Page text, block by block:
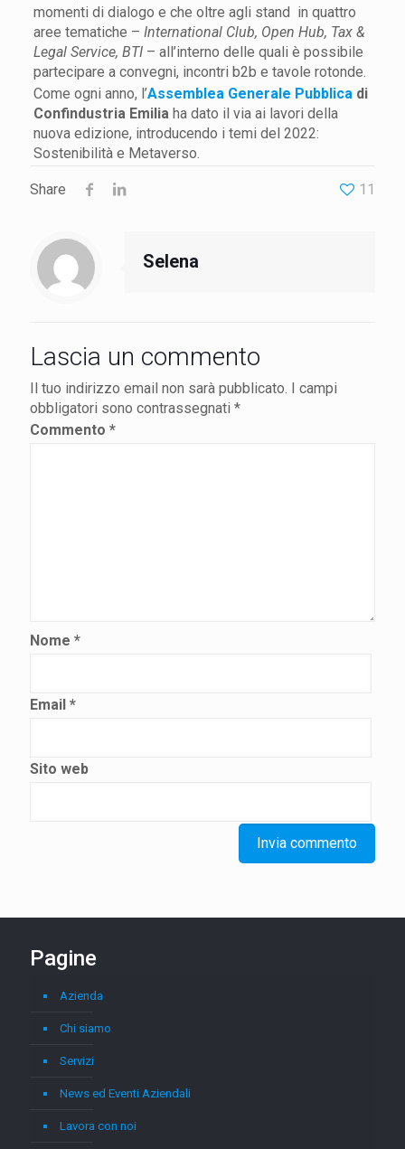
momenti di dialogo e che oltre agli stand in quattro
aree tematiche – International Club, Open Hub, Tax &
Legal Service, BTI– all’interno delle quali è possibile
partecipare a convegni, incontri b2b e tavole rotonde.
Come ogni anno, l’Assemblea Generale Pubblicadi
Confindustria Emiliaha dato il via ai lavori della
nuova edizione, introducendo i temi del 2022:
Sostenibilità e Metaverso.
Share 11
Selena
Lascia un commento
Il tuo indirizzo email non sarà pubblicato.
I campi
obbligatori sono contrassegnati *
Commento *
Nome *
Email *
Sito web
Pagine
Azienda
Chi siamo
Servizi
News ed Eventi Aziendali
Lavora con noi